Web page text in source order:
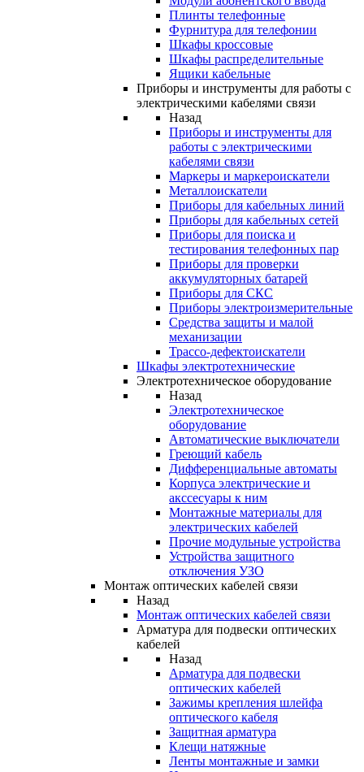
Плинты телефонные
Фурнитура для телефонии
Шкафы кроссовые
Шкафы распределительные
Ящики кабельные
Приборы и инструменты для работы с
электрическими кабелями связи
Назад
Приборы и инструменты для
работы с электрическими
кабелями связи
Маркеры и маркероискатели
Металлоискатели
Приборы для кабельных линий
Приборы для кабельных сетей
Приборы для поиска и
тестирования телефонных пар
Приборы для проверки
аккумуляторных батарей
Приборы для СКС
Приборы электроизмерительные
Средства защиты и малой
механизации
Трассо-дефектоискатели
Шкафы электротехнические
Электротехническое оборудование
Назад
Электротехническое
оборудование
Автоматические выключатели
Греющий кабель
Дифференциальные автоматы
Корпуса электрические и
акссесуары к ним
Монтажные материалы для
электрических кабелей
Прочие модульные устройства
Устройства защитного
отключения УЗО
Монтаж оптических кабелей связи
Назад
Монтаж оптических кабелей связи
Арматура для подвески оптических
кабелей
Назад
Арматура для подвески
оптических кабелей
Зажимы крепления шлейфа
оптического кабеля
Защитная арматура
Клещи натяжные
Ленты монтажные и замки